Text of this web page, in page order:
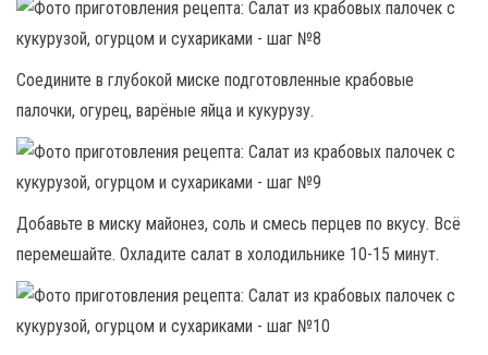
Соедините в глубокой миске подготовленные крабовые
палочки, огурец, варёные яйца и кукурузу.
Добавьте в миску майонез, соль и смесь перцев по вкусу. Всё
перемешайте. Охладите салат в холодильнике 10-15 минут.